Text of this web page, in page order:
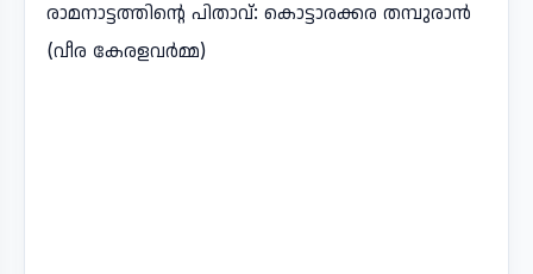
രാമനാട്ടത്തിന്റെ പിതാവ്: കൊട്ടാരക്കര തമ്പുരാൻ
(വീര കേരളവർമ്മ)